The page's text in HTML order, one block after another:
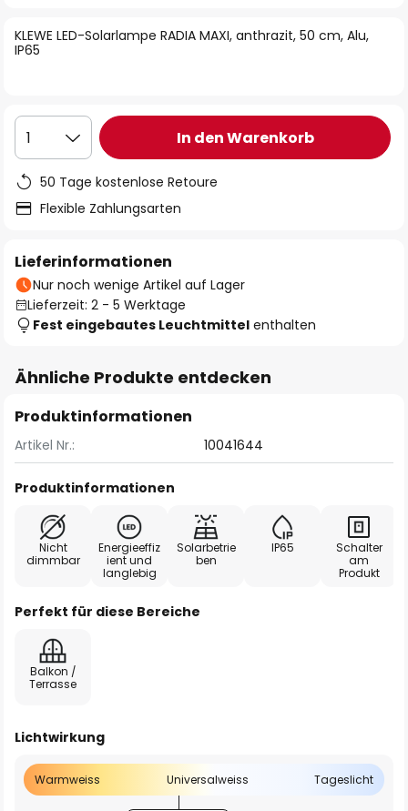
KLEWE LED-Solarlampe RADIA MAXI, anthrazit, 50 cm, Alu,
IP65
1 In den Warenkorb
50 Tage kostenlose Retoure
Flexible Zahlungsarten
Lieferinformationen
Nur noch wenige Artikel auf Lager
Lieferzeit: 2 - 5 Werktage
Fest eingebautes Leuchtmittel enthalten
Ähnliche Produkte entdecken
Produktinformationen
Artikel Nr.: 10041644
Produktinformationen
Nicht
dimmbar
Energieeffiz
ient und
langlebig
Solarbetrie
ben
IP65
Schalter
am
Produkt
Perfekt für diese Bereiche
Balkon /
Terrasse
Lichtwirkung
Warmweiss Universalweiss Tageslicht